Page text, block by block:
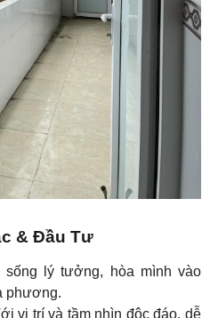
& Đầu Tư
lý tưởng, hòa mình vào
phương.
vị trí và tầm nhìn độc đáo, dễ